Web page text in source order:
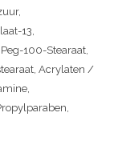
13,
100-Stearaat,
Acrylaten /